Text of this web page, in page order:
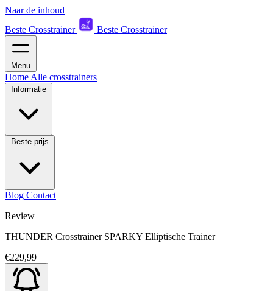
Naar de inhoud
Beste Crosstrainer
Beste Crosstrainer
Menu
Home Alle crosstrainers
Informatie
Beste prijs
Blog Contact
Review
THUNDER Crosstrainer SPARKY Elliptische Trainer
€229,99